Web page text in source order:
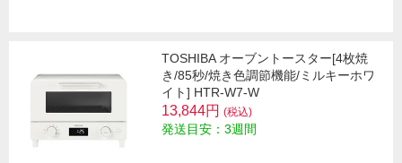
TOSHIBA オーブントースター[4枚焼
き/85秒/焼き色調節機能/ミルキーホワ
イト] HTR-W7-W
13,844円 (税込)
発送目安：3週間